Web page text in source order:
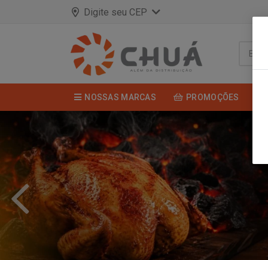
Digite seu CEP
NOSSAS MARCAS PROMOÇÕES